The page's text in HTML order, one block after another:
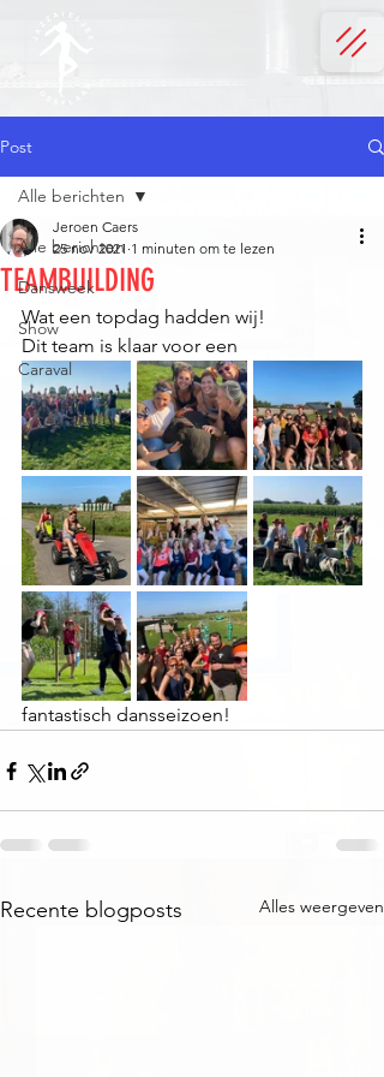
Post
Alle berichten
Dansweek
Show
Caraval
Alle berichten
TEAMBUILDING
Jeroen Caers
25 nov 2021 1 minuten om te lezen
Wat een topdag hadden wij!
Dit team is klaar voor een
fantastisch dansseizoen!
Recente blogposts Alles weergeven